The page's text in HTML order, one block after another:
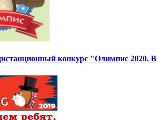
конкурс "Олимпис 2020.